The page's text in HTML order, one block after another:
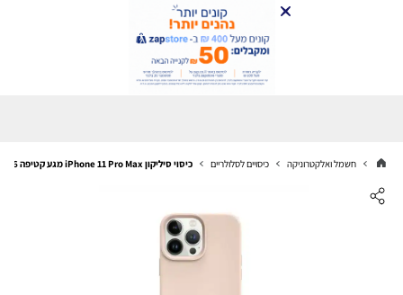
חשמל ואלקטרוניקה כיסויים לסלולריים כיסוי סיליקון iPhone 11 Pro Max מגע קטיפה Pink Sand #16